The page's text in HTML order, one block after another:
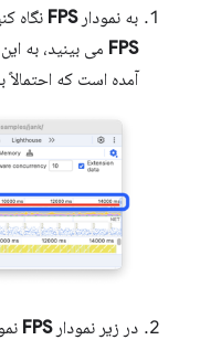
به نمودارFPS نگاه
FPS می بینید، به
آمده است که
در زیر نمودارFPS